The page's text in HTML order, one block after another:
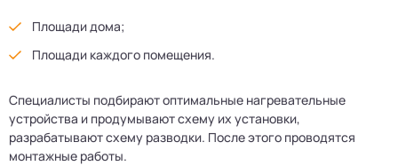
Площади дома;
Площади каждого помещения.
Специалисты подбирают оптимальные нагревательные
устройства и продумывают схему их установки,
разрабатывают схему разводки. После этого проводятся
монтажные работы.